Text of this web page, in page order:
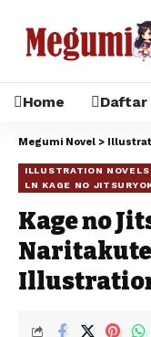
Home Daftar
Megumi Novel >
ILLUSTRATION NOVELS
LN KAGE NO
Kage no